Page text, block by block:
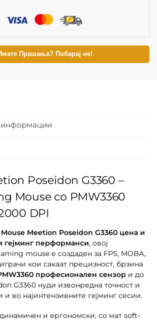
Прашања? Побарај не!
Poseidon G3360 –
Mouse со PMW3360
DPI
Mouse Meetion Poseidon G3360 цена и
гејминг перформанси, овој
mouse е создаден за FPS, MOBA,
кои сакаат прецизност, брзина
професионален сензор и до
G3360 нуди извонредна точност и
и во најинтензивните гејминг сесии.
и ергономски, со мат soft-